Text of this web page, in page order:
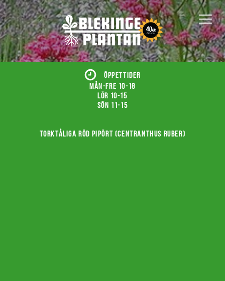
ÖPPETTIDER
Mån-fre 10-18
Lör 10-15
Sön 11-15
Torktåliga röd pipört (Centranthus ruber)